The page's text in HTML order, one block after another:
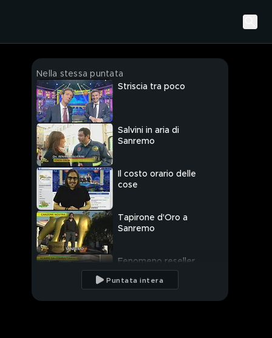
Nella stessa puntata
Striscia tra poco
Salvini in aria di
Sanremo
Il costo orario delle
cose
Tapirone d'Oro a
Sanremo
Fenomeno reseller
Puntata intera